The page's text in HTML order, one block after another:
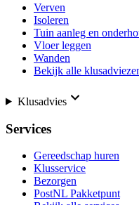
Verven
Isoleren
Tuin aanleg en
Vloer leggen
Wanden
Bekijk alle
Klusadvies
Services
Gereedschap huren
Klusservice
Bezorgen
PostNL Pakketpunt